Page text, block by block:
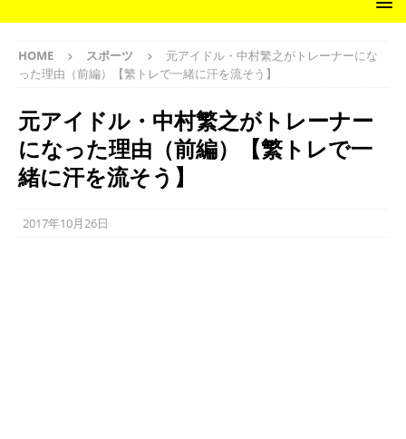
HOME スポーツ
元アイドル・中村繁之がトレーナーにな
った理由（前編）【繁トレで一緒に汗を流そう】
元アイドル・中村繁之がトレーナー
になった理由（前編）【繁トレで一
緒に汗を流そう】
2017年10月26日